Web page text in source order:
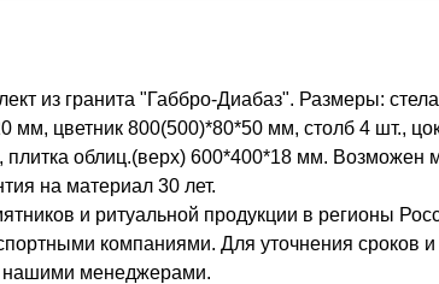
из гранита "Габбро-Диабаз". Размеры:
мм, цветник 800(500)*80*50 мм, столб 4 шт.,
плитка облиц.(верх) 600*400*18 мм. Возможен
на материал 30 лет.
и ритуальной продукции в регионы
компаниями. Для уточнения сроков и
нашими менеджерами.